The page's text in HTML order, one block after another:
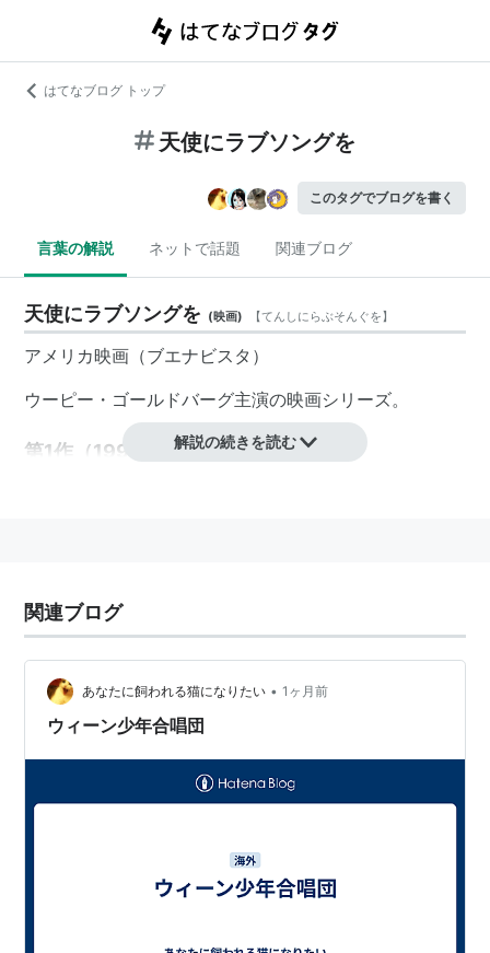
はてなブログ トップ
天使にラブソングを
このタグでブログを書く
言葉の解説 ネットで話題 関連ブログ
天使にラブソングを (映画) 【てんしにらぶそんぐを】
アメリカ映画 （ブエナビスタ ）
ウーピー・ゴールドバーグ主演の映画シリーズ。
第1作（1992年）
発売日:2004/03/19
この商品を含むブログ (18件) を見
ビル・デューク
解説の続きを読む
関連ブログ
あなたに飼われる猫になりたい • 1ヶ月前
ウィーン少年合唱団